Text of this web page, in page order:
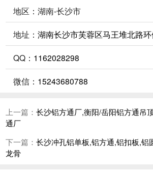
地区：湖南-长沙市
地址：湖南长沙市芙蓉区马王堆北路
QQ： 1162028298
微信： 15243680788
上一篇： 长沙铝方通厂,衡阳/岳阳铝方通吊
通厂
下一篇： 长沙冲孔铝单板,铝方通,铝扣板,铝
龙骨